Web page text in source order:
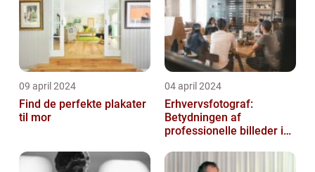
09 april 2024
Find de perfekte plakater
til mor
04 april 2024
Erhvervsfotograf:
Betydningen af
professionelle billeder i